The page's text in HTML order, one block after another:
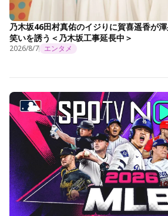
乃木坂46田村真佑のイジりに賀喜遥香が
笑いを誘う＜乃木坂工事延長中＞
2026/8/7 エンタメ